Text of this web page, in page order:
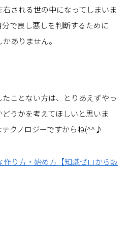
される世の中になってしまいま
で良し悪しを判断するために
ありません。
ことない方は、とりあえずやっ
うかを考えてほしいと思いま
クノロジーですからね(^^♪
作り方・始め方【知識ゼロから販